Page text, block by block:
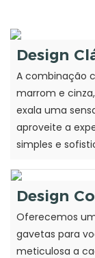
Design
A combinação
marrom e
exala uma
aproveite a
simples e
Design
Oferecemos
gavetas para
meticulosa a